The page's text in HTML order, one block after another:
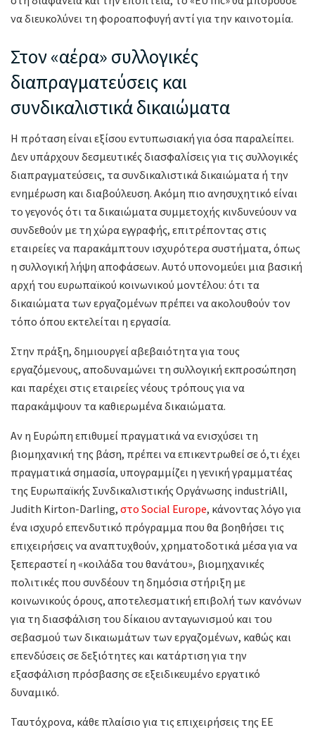
να διευκολύνει τη φοροαποφυγή αντί για την καινοτομία.
Στον «αέρα» συλλογικές
διαπραγματεύσεις και
συνδικαλιστικά δικαιώματα
Η πρόταση είναι εξίσου εντυπωσιακή για όσα παραλείπει.
Δεν υπάρχουν δεσμευτικές διασφαλίσεις για τις συλλογικές
διαπραγματεύσεις, τα συνδικαλιστικά δικαιώματα ή την
ενημέρωση και διαβούλευση. Ακόμη πιο ανησυχητικό είναι
το γεγονός ότι τα δικαιώματα συμμετοχής κινδυνεύουν να
συνδεθούν με τη χώρα εγγραφής, επιτρέποντας στις
εταιρείες να παρακάμπτουν ισχυρότερα συστήματα, όπως
η συλλογική λήψη αποφάσεων. Αυτό υπονομεύει μια βασική
αρχή του ευρωπαϊκού κοινωνικού μοντέλου: ότι τα
δικαιώματα των εργαζομένων πρέπει να ακολουθούν τον
τόπο όπου εκτελείται η εργασία.
Στην πράξη, δημιουργεί αβεβαιότητα για τους
εργαζόμενους, αποδυναμώνει τη συλλογική εκπροσώπηση
και παρέχει στις εταιρείες νέους τρόπους για να
παρακάμψουν τα καθιερωμένα δικαιώματα.
Αν η Ευρώπη επιθυμεί πραγματικά να ενισχύσει τη
βιομηχανική της βάση, πρέπει να επικεντρωθεί σε ό,τι έχει
πραγματικά σημασία, υπογραμμίζει η γενική γραμματέας
της Ευρωπαϊκής Συνδικαλιστικής Οργάνωσης industriAll,
Judith Kirton-Darling, στο Social Europe, κάνοντας λόγο για
ένα ισχυρό επενδυτικό πρόγραμμα που θα βοηθήσει τις
επιχειρήσεις να αναπτυχθούν, χρηματοδοτικά μέσα για να
ξεπεραστεί η «κοιλάδα του θανάτου», βιομηχανικές
πολιτικές που συνδέουν τη δημόσια στήριξη με
κοινωνικούς όρους, αποτελεσματική επιβολή των κανόνων
για τη διασφάλιση του δίκαιου ανταγωνισμού και του
σεβασμού των δικαιωμάτων των εργαζομένων, καθώς και
επενδύσεις σε δεξιότητες και κατάρτιση για την
εξασφάλιση πρόσβασης σε εξειδικευμένο εργατικό
δυναμικό.
Ταυτόχρονα, κάθε πλαίσιο για τις επιχειρήσεις της ΕΕ